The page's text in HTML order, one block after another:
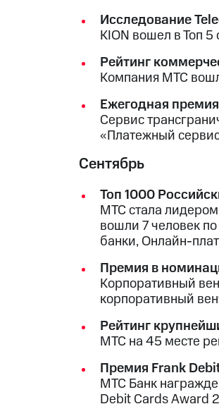
Исследование
KION вошел в Топ
Рейтинг
Компания МТС
Ежегодная
Сервис
«Платежный
Сентябрь
Топ 1000
МТС стала
вошли 7 человек
банки, Онлайн-
Премия в
Корпоративный
корпоративный
Рейтинг
МТС на 45 месте
Премия Frank
МТС Банк
Debit Cards Award